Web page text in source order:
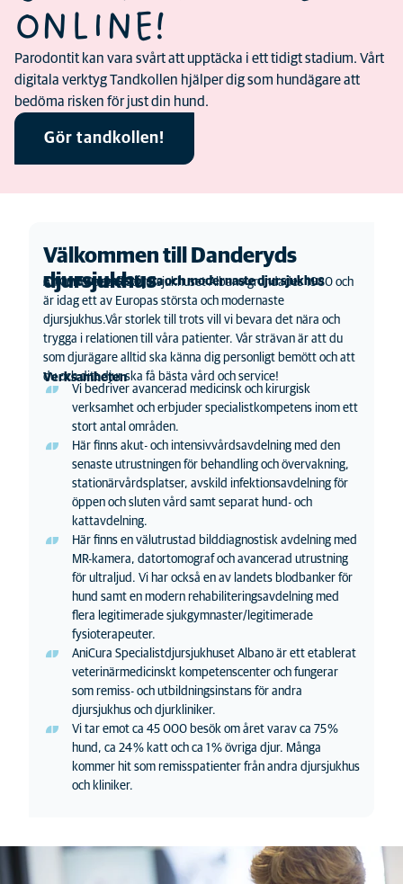
ONLINE!
Parodontit kan vara svårt att upptäcka i ett tidigt stadium. Vårt
digitala verktyg Tandkollen hjälper dig som hundägare att
bedöma risken för just din hund.
Gör tandkollen!
Välkommen till Danderyds
djursjukhus
Ett av Europas största och modernaste djursjukhus
AniCura Specialistdjursjukhuset Albano grundades 1980 och
är idag ett av Europas största och modernaste
djursjukhus.Vår storlek till trots vill vi bevara det nära och
trygga i relationen till våra patienter. Vår strävan är att du
som djurägare alltid ska känna dig personligt bemött och att
du och ditt djur ska få bästa vård och service!
Verksamheten
Vi bedriver avancerad medicinsk och kirurgisk
verksamhet och erbjuder specialistkompetens inom ett
stort antal områden.
Här finns akut- och intensivvårdsavdelning med den
senaste utrustningen för behandling och övervakning,
stationärvårdsplatser, avskild infektionsavdelning för
öppen och sluten vård samt separat hund- och
kattavdelning.
Här finns en välutrustad bilddiagnostisk avdelning med
MR-kamera, datortomograf och avancerad utrustning
för ultraljud. Vi har också en av landets blodbanker för
hund samt en modern rehabiliteringsavdelning med
flera legitimerade sjukgymnaster/legitimerade
fysioterapeuter.
AniCura Specialistdjursjukhuset Albano är ett etablerat
veterinärmedicinskt kompetenscenter och fungerar
som remiss- och utbildningsinstans för andra
djursjukhus och djurkliniker.
Vi tar emot ca 45 000 besök om året varav ca 75 %
hund, ca 24 % katt och ca 1 % övriga djur. Många
kommer hit som remisspatienter från andra djursjukhus
och kliniker.